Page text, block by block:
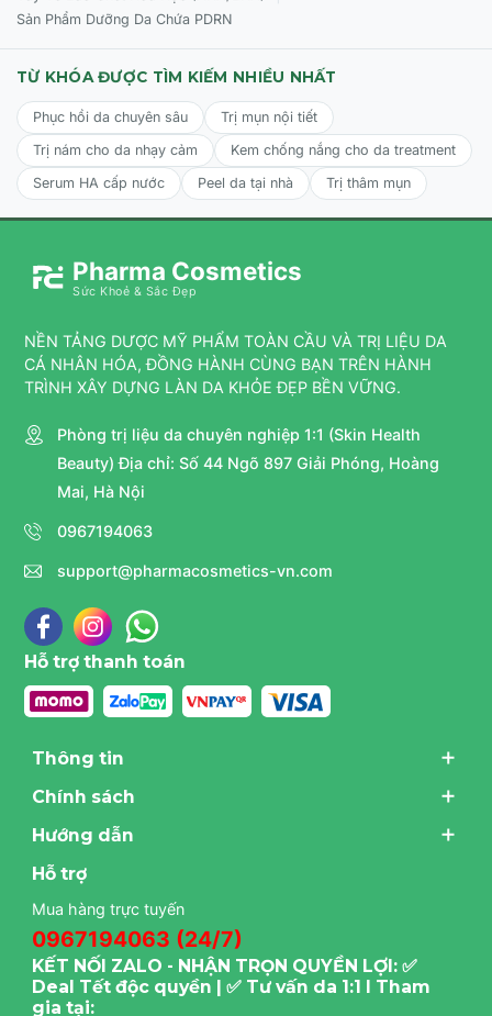
thẩm thấu sâu.
Rửa sạch lại bằng nước ấm hoặc dùng bông tẩy trang ẩm
lau sạch.
Sử dụng từ1 - 2 lần/tuần để đạt hiệu quả chống lão hóa
tối ưu.
Sản Phẩm Dưỡng Da Chứa PDRN
TỪ KHÓA ĐƯỢC TÌM KIẾM NHIỀU NHẤT
Phục hồi da chuyên sâu
Trị mụn nội tiết
Trị nám cho da nhạy cảm
Kem chống nắng cho da treatment
Serum HA cấp nước
Peel da tại nhà Trị thâm mụn
Pharma Cosmetics
Sức Khoẻ & Sắc Đẹp
NỀN TẢNG DƯỢC MỸ PHẨM TOÀN CẦU VÀ TRỊ LIỆU DA
CÁ NHÂN HÓA, ĐỒNG HÀNH CÙNG BẠN TRÊN HÀNH
TRÌNH XÂY DỰNG LÀN DA KHỎE ĐẸP BỀN VỮNG.
Phòng trị liệu da chuyên nghiệp 1:1 (Skin Health
Beauty) Địa chỉ: Số 44 Ngõ 897 Giải Phóng, Hoàng
Mai, Hà Nội
0967194063
support@pharmacosmetics-vn.com
Hỗ trợ thanh toán
Thông tin
Chính sách
Hướng dẫn
Hỗ trợ
Mua hàng trực tuyến
0967194063 (24/7)
KẾT NỐI ZALO - NHẬN TRỌN QUYỀN LỢI: ✅
Deal Tết độc quyền | ✅ Tư vấn da 1:1 I Tham
gia tại: